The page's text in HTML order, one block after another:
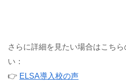
さらに詳細を見たい場合はこち
い：
👉 ELSA導入校の声